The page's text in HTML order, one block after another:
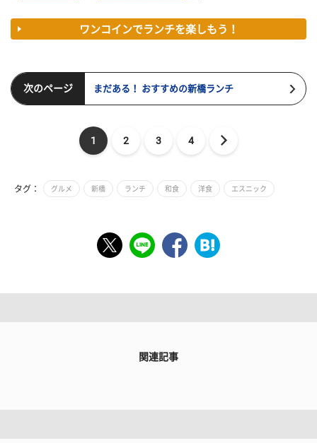
ワンコインでランチを楽しもう！
次のページ まだある！ おすすめの新橋ランチ
1 2 3 4
タグ： グルメ 新橋 ランチ 和食 洋食 エスニック
関連記事